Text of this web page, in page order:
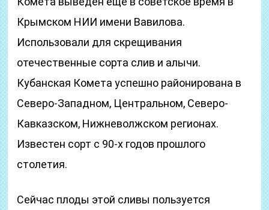
Крымском НИИ имени Вавилова.
Использовали для скрещивания
отечественные сорта слив и алычи.
Кубанская Комета успешно районирована в
Северо-Западном, Центральном, Северо-
Кавказском, Нижневолжском регионах.
Известен сорт с 90-х годов прошлого
столетия.
Сейчас плоды этой сливы пользуется